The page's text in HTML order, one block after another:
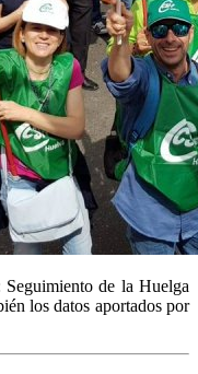
de la Huelga
los datos aportados por